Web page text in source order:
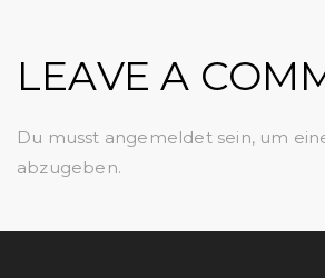
LEAVE A
Du musst angemeldetsein, um
abzugeben.